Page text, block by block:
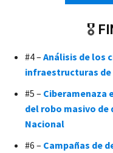
🎖️
#4 – Análisis de los
infraestructuras de
#5 – Ciberamenaza
del robo masivo de
Nacional
#6 – Campañas de